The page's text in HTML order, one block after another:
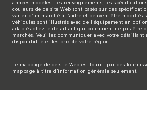
années modèles. Les renseignements, les
couleurs de ce site Web sont basés sur des
varier d’un marché à l’autre et peuvent être modifiés
véhicules sont illustrés avec de l’équipement en
adaptés chez le détaillant qui pourraient ne pas être
marchés. Veuillez communiquer avec votre détaillant
disponibilité et les prix de votre région.
Le mappage de ce site Web est fourni par des
mappage à titre d’information générale seulement.